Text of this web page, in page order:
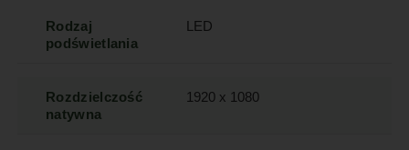
Rodzaj
podświetlania
LED
Rozdzielczość
natywna
1920 x 1080